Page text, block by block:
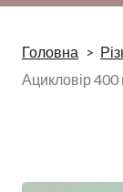
Головна
Ацикловір 400